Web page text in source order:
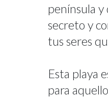
península y
secreto y
tus seres
Esta playa
para